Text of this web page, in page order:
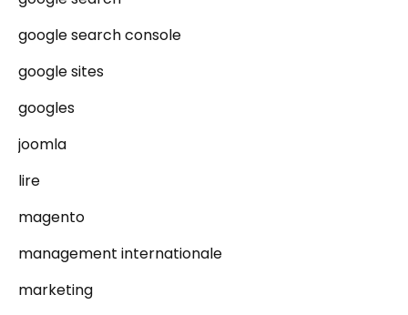
google search console
google sites
googles
joomla
lire
magento
management internationale
marketing